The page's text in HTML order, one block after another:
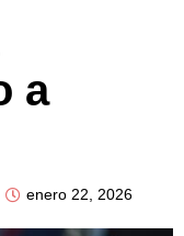
a
enero 22, 2026